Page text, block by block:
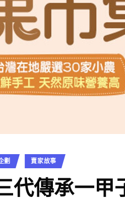
劃 賣家故事
代傳承一